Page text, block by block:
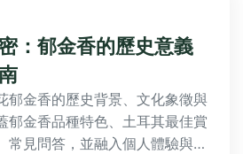
：郁金香的歷史意義
郁金香的歷史背景、文化象徵與
郁金香品種特色、土耳其最佳賞
常見問答，並融入個人體驗與負